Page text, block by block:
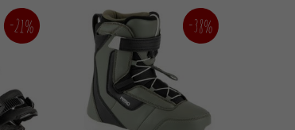
-21% -38%